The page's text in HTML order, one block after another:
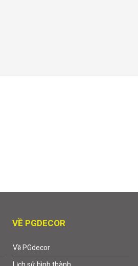
VỀ PGDECOR
Về PGdecor
Lịch sử hình thành